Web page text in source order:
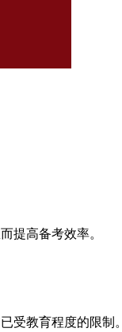
提高备考效率。
受教育程度的限制。